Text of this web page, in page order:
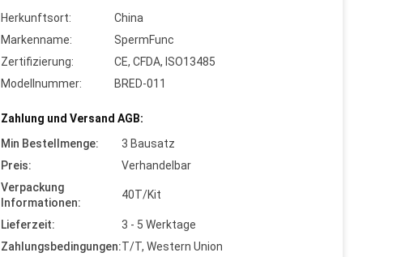
Herkunftsort:
China
Markenname:
SpermFunc
Zertifizierung:
CE, CFDA, ISO13485
Modellnummer:
BRED-011
Zahlung und Versand AGB:
Min Bestellmenge:
3 Bausatz
Preis:
Verhandelbar
Verpackung
Informationen:
40T/Kit
Lieferzeit:
3 - 5 Werktage
Zahlungsbedingungen:T/T, Western Union